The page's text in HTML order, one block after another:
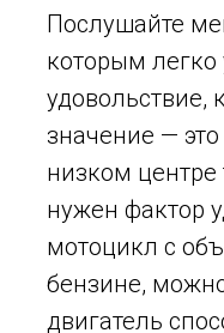
Послушайте
которым легко
удовольствие,
значение —
низком
нужен фактор
мотоцикл с
бензине,
двигатель